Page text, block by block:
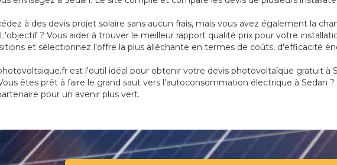
à des devis projet solaire sans aucun frais, mais vous avez également la
? Vous aider à trouver le meilleur rapport qualité prix pour votre
et sélectionnez l'offre la plus alléchante en termes de coûts, d'efficacité
est l'outil idéal pour obtenir votre devis photovoltaïque gratuit à
êtes prêt à faire le grand saut vers l'autoconsommation électrique à Sedan
pour un avenir plus vert.